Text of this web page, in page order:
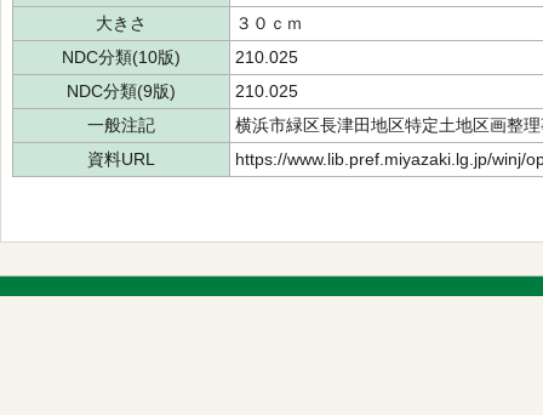
大きさ
３０ｃｍ
NDC分類(10版)
210.025
NDC分類(9版)
210.025
一般注記
横浜市緑区長津田地区特定土地区画整
資料URL
https://www.lib.pref.miyazaki.lg.jp/winj/